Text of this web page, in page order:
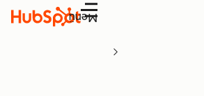
Menü